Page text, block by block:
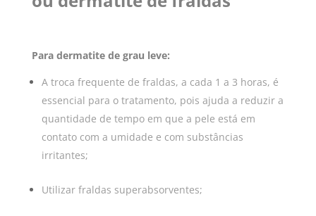
Para dermatite de grau leve:
A troca frequente de fraldas, a cada 1 a 3 horas, é
essencial para o tratamento, pois ajuda a reduzir a
quantidade de tempo em que a pele está em
contato com a umidade e com substâncias
irritantes;
Utilizar fraldas superabsorventes;